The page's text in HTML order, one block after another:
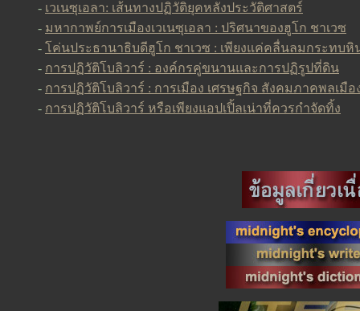
- เวเนซุเอลา: เส้นทางปฏิวัติยุคหลังประวัติศาสตร์
- มหากาพย์การเมืองเวเนซุเอลา : ปริศนาของฮูโก ชาเวซ
- โค่นประธานาธิบดีฮูโก ชาเวซ : เพียงแค่คลื่นลมกระทบหิ
- การปฏิวัติโบลิวาร์ : องค์กรคู่ขนานและการปฏิรูปที่ดิน
- การปฏิวัติโบลิวาร์ : การเมือง เศรษฐกิจ สังคมภาคพลเมือ
- การปฏิวัติโบลิวาร์ หรือเพียงแอปเปิ้ลเน่าที่ควรกำจัดทิ้ง